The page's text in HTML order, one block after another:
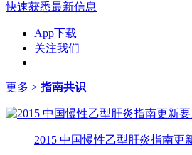
快速获悉最新信息
App下载
关注我们
更多 > 指南共识
2015 中国慢性乙型肝炎指南更